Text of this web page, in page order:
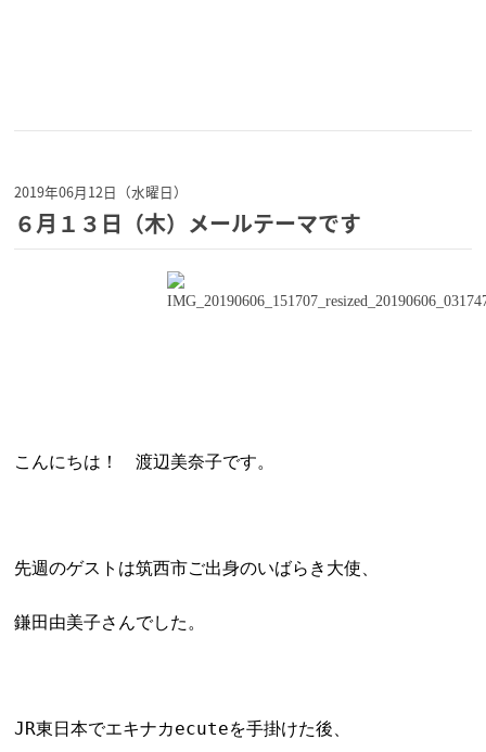
2019年06月12日（水曜日）
６月１３日（木）メールテーマです
こんにちは！ 渡辺美奈子です。
先週のゲストは筑西市ご出身のいばらき大使、
鎌田由美子さんでした。
JR東日本でエキナカecuteを手掛けた後、